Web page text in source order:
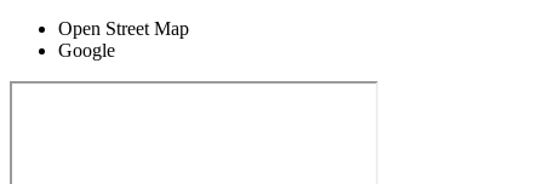
Open Street Map
Google